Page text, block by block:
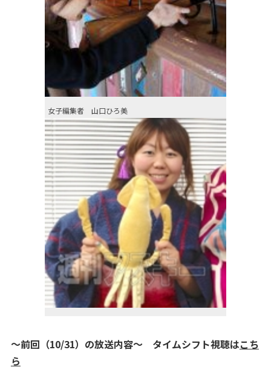
女子編集者 山口ひろ美
～前回（10/31）の放送内容～ タイムシフト視聴はこち
ら